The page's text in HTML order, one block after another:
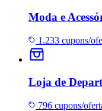
Moda e
1.233 cupons/
Loja de
796 cupons/